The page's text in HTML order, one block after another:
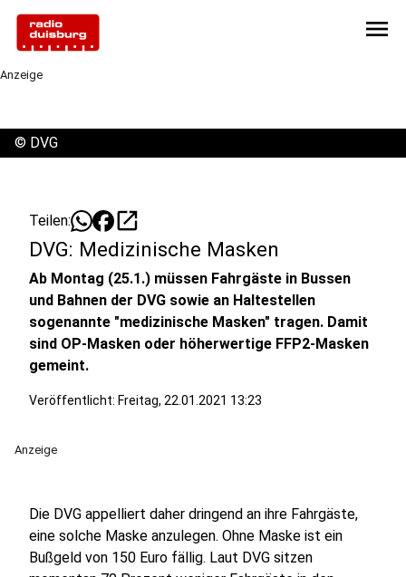
menu
Anzeige
© DVG
Teilen: open_in_new
DVG: Medizinische Masken
Ab Montag (25.1.) müssen Fahrgäste in Bussen
und Bahnen der DVG sowie an Haltestellen
sogenannte "medizinische Masken" tragen. Damit
sind OP-Masken oder höherwertige FFP2-Masken
gemeint.
Veröffentlicht: Freitag, 22.01.2021 13:23
Anzeige
Die DVG appelliert daher dringend an ihre Fahrgäste,
eine solche Maske anzulegen. Ohne Maske ist ein
Bußgeld von 150 Euro fällig. Laut DVG sitzen